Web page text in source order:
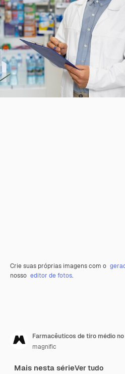
Crie suas próprias imagens com o
nosso editor de fotos.
Farmacêuticos de tiro médio
magnific
Mais nesta sérieVer tudo